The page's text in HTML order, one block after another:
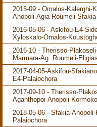
2015-09 - Omalos-Kalerghi-
Anopoli-Agia Roumeli-Sfakia
2016-05-06 - Askifou-E4-
Xyloskalo-Omalos-
2016-10 - Therisso-
Marmara-Ag. Roumeli-
2017-04-05-Askifou-
E4-Palaiochora
2017-09-10 - Therisso-
Aganthopoi-Anopoli-
2018-05-06 - Sfakia-
Palaiochora